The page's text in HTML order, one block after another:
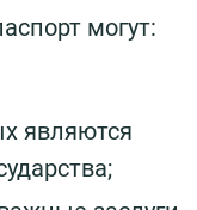
могут:
являются